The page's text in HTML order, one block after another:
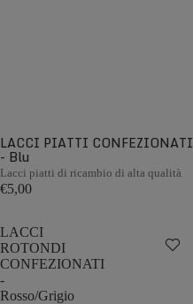
LACCI PIATTI CONFEZIONATI
- Blu
Lacci piatti di ricambio di alta qualità
€5,00
LACCI
ROTONDI
CONFEZIONATI
-
Rosso/Grigio